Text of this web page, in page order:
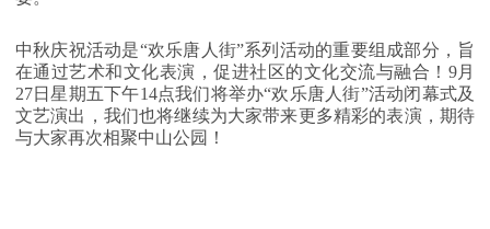
中秋庆祝活动是“欢乐唐人街”系列活动的重要组成部分，旨
在通过艺术和文化表演，促进社区的文化交流与融合！9月
27日星期五下午14点我们将举办“欢乐唐人街”活动闭幕式及
文艺演出，我们也将继续为大家带来更多精彩的表演，期待
与大家再次相聚中山公园！